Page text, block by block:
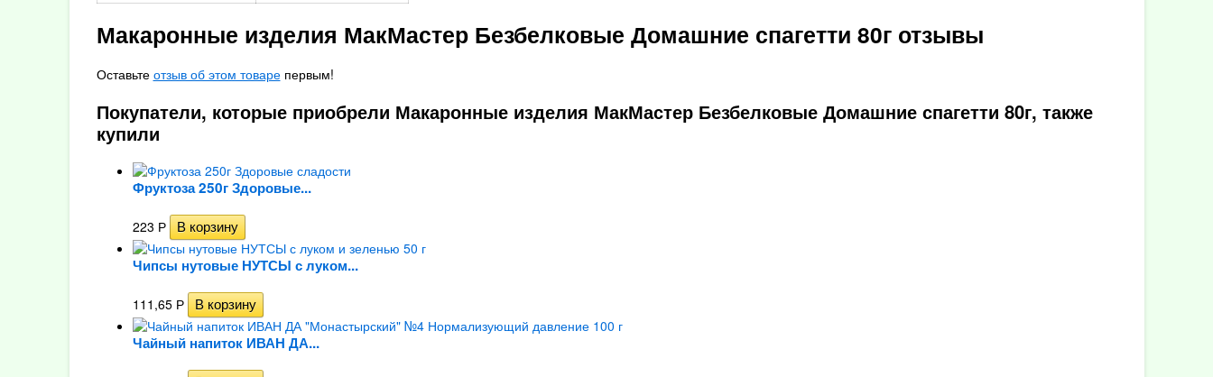
Макаронные изделия МакМастер Безбелковые Домашние спагетти 80г отзывы
Оставьте отзыв об этом товарепервым!
Покупатели, которые приобрели Макаронные изделия МакМастер Безбелковые Домашние спагетти 80г, также
купили
Фруктоза 250г Здоровые...
223 Р
Чипсы нутовые НУТСЫ с луком...
111,65 Р
Чайный напиток ИВАН ДА...